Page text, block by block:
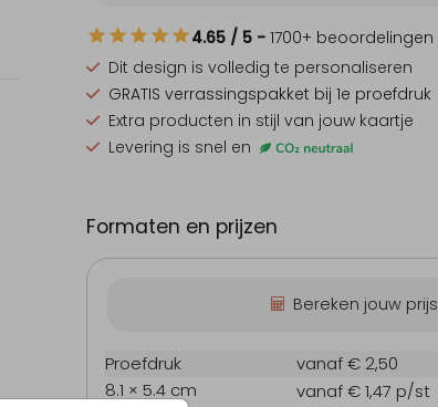
4.65 / 5 - 1700+ beoordelingen
Dit design is volledig te personaliseren
GRATIS verrassingspakket bij 1e proefdruk
Extra producten in stijl van jouw kaartje
Levering is snel en
Formaten en prijzen
Bereken jouw prijs
Proefdruk
vanaf € 2,50
8.1 × 5.4 cm
vanaf € 1,47 p/st